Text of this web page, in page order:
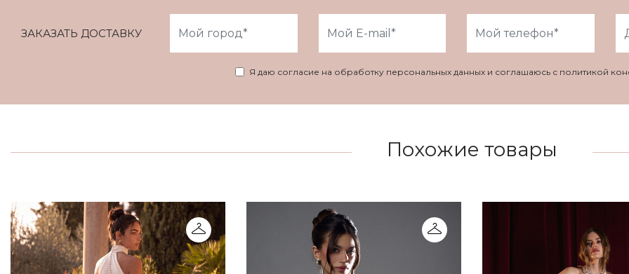
ЗАКАЗАТЬ ДОСТАВКУ
Я даю согласие на обработку персональных данных и соглашаюсь с политикой
Похожие товары